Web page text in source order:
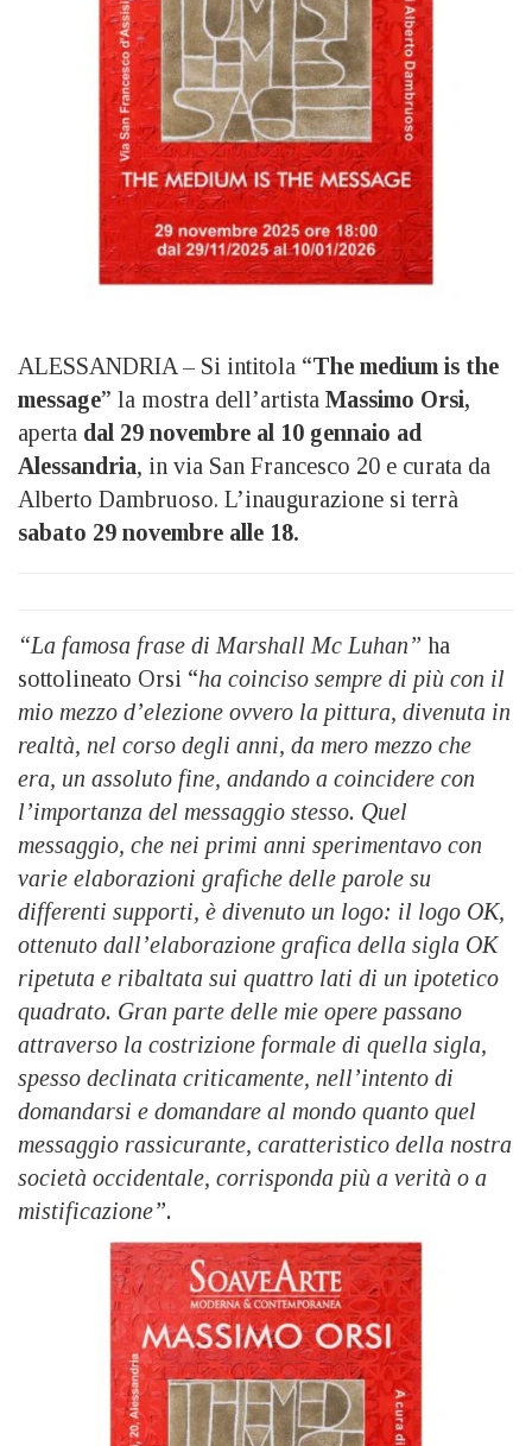
ALESSANDRIA – Si intitola “The medium is the
message” la mostra dell’artista Massimo Orsi,
aperta dal 29 novembre al 10 gennaio ad
Alessandria, in via San Francesco 20 e curata da
Alberto Dambruoso. L’inaugurazione si terrà
sabato 29 novembre alle 18.
“La famosa frase di Marshall Mc Luhan” ha
sottolineato Orsi “ha coinciso sempre di più con il
mio mezzo d’elezione ovvero la pittura, divenuta in
realtà, nel corso degli anni, da mero mezzo che
era, un assoluto fine, andando a coincidere con
l’importanza del messaggio stesso. Quel
messaggio, che nei primi anni sperimentavo con
varie elaborazioni grafiche delle parole su
differenti supporti, è divenuto un logo: il logo OK,
ottenuto dall’elaborazione grafica della sigla OK
ripetuta e ribaltata sui quattro lati di un ipotetico
quadrato. Gran parte delle mie opere passano
attraverso la costrizione formale di quella sigla,
spesso declinata criticamente, nell’intento di
domandarsi e domandare al mondo quanto quel
messaggio rassicurante, caratteristico della nostra
società occidentale, corrisponda più a verità o a
mistificazione”.